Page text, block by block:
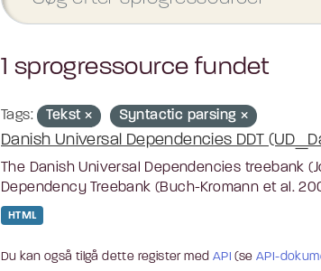
1 sprogressource fundet
Tags: Tekst Syntactic parsing
Danish Universal Dependencies DDT
The Danish Universal Dependencies treebank
Dependency Treebank (Buch-Kromann et al.
HTML
Du kan også tilgå dette register med API (seAPI-